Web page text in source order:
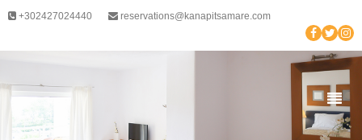
+302427024440 reservations@kanapitsamare.com